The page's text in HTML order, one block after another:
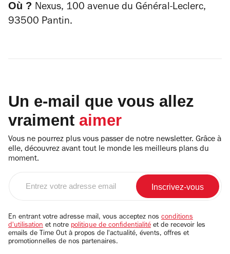
Où ? Nexus, 100 avenue du Général-Leclerc,
93500 Pantin.
Un e-mail que vous allez
vraiment aimer
Vous ne pourrez plus vous passer de notre newsletter. Grâce à
elle, découvrez avant tout le monde les meilleurs plans du
moment.
email
En entrant votre adresse mail, vous acceptez nos conditions
d'utilisation et notre politique de confidentialité et de recevoir les
emails de Time Out à propos de l'actualité, évents, offres et
promotionnelles de nos partenaires.